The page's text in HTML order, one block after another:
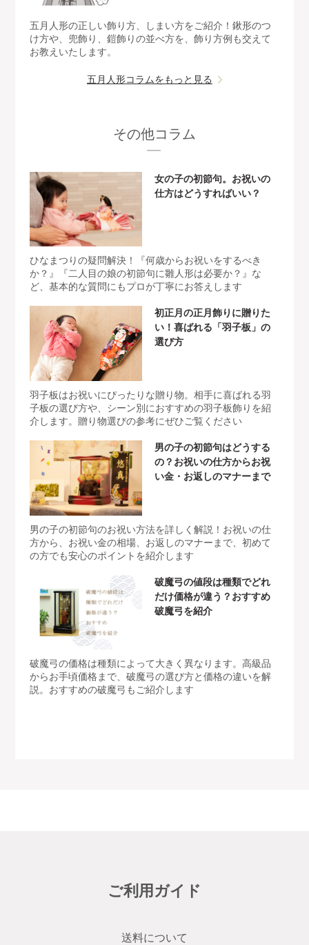
五月人形の正しい飾り方、しまい方をご紹介！鍬形のつ
け方や、兜飾り、鎧飾りの並べ方を、飾り方例も交えて
お教えいたします。
五月人形コラムをもっと見る
その他コラム
女の子の初節句。お祝いの
仕方はどうすればいい？
ひなまつりの疑問解決！『何歳からお祝いをするべき
か？』『二人目の娘の初節句に雛人形は必要か？』な
ど、基本的な質問にもプロが丁寧にお答えします
初正月の正月飾りに贈りた
い！喜ばれる「羽子板」の
選び方
羽子板はお祝いにぴったりな贈り物。相手に喜ばれる羽
子板の選び方や、シーン別におすすめの羽子板飾りを紹
介します。贈り物選びの参考にぜひご覧ください
男の子の初節句はどうする
の？お祝いの仕方からお祝
い金・お返しのマナーまで
男の子の初節句のお祝い方法を詳しく解説！お祝いの仕
方から、お祝い金の相場、お返しのマナーまで、初めて
の方でも安心のポイントを紹介します
破魔弓の値段は種類でどれ
だけ価格が違う？おすすめ
破魔弓を紹介
破魔弓の価格は種類によって大きく異なります。高級品
からお手頃価格まで、破魔弓の選び方と価格の違いを解
説。おすすめの破魔弓もご紹介します
ご利用ガイド
送料について